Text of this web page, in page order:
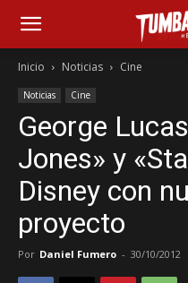
Inicio Noticias Cine
Noticias Cine
George
Jones» y
Disney con
proyecto
Por Daniel Fumero - 30/10/2012